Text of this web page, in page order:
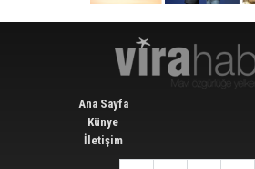
Ana Sayfa
Künye
İletişim